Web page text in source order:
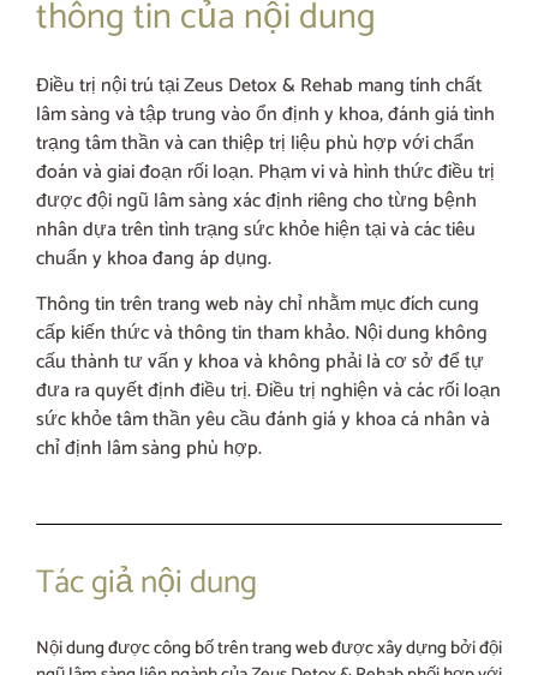
thông tin của nội dung
Điều trị nội trú tại Zeus Detox & Rehab mang tính chất
lâm sàng và tập trung vào ổn định y khoa, đánh giá tình
trạng tâm thần và can thiệp trị liệu phù hợp với chẩn
đoán và giai đoạn rối loạn. Phạm vi và hình thức điều trị
được đội ngũ lâm sàng xác định riêng cho từng bệnh
nhân dựa trên tình trạng sức khỏe hiện tại và các tiêu
chuẩn y khoa đang áp dụng.
Thông tin trên trang web này chỉ nhằm mục đích cung
cấp kiến thức và thông tin tham khảo. Nội dung không
cấu thành tư vấn y khoa và không phải là cơ sở để tự
đưa ra quyết định điều trị. Điều trị nghiện và các rối loạn
sức khỏe tâm thần yêu cầu đánh giá y khoa cá nhân và
chỉ định lâm sàng phù hợp.
Tác giả nội dung
Nội dung được công bố trên trang web được xây dựng bởi đội